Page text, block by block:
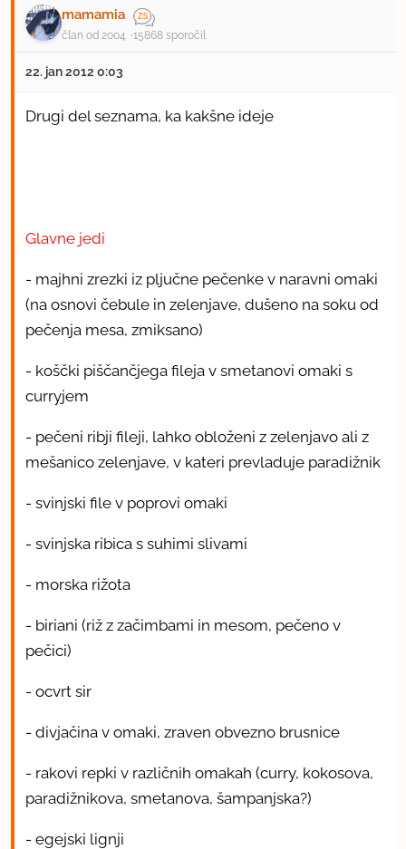
mamamia
član od 2004 15868 sporočil
22. jan 2012 0:03
Drugi del seznama, ka kakšne ideje
Glavne jedi
- majhni zrezki iz pljučne pečenke v naravni omaki
(na osnovi čebule in zelenjave, dušeno na soku od
pečenja mesa, zmiksano)
- koščki piščančjega fileja v smetanovi omaki s
curryjem
- pečeni ribji fileji, lahko obloženi z zelenjavo ali z
mešanico zelenjave, v kateri prevladuje paradižnik
- svinjski file v poprovi omaki
- svinjska ribica s suhimi slivami
- morska rižota
- biriani (riž z začimbami in mesom, pečeno v
pečici)
- ocvrt sir
- divjačina v omaki, zraven obvezno brusnice
- rakovi repki v različnih omakah (curry, kokosova,
paradižnikova, smetanova, šampanjska?)
- egejski lignji